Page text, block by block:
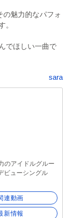
の魅力的なパフォ
。
でほしい一曲で
sara
のアイドルグルー
ビューシングル
連動画
新情報